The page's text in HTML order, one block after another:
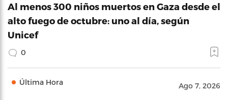
Al menos 300 niños muertos en Gaza desde el
alto fuego de octubre: uno al día, según
Unicef
0
Última Hora Ago 7, 2026